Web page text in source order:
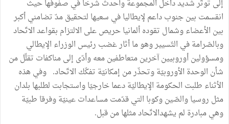
إلى توتّر شديد داخل المجموعة وأحدث شرخا في صفوفها حيث
انقسمت بين جنوب داعم لإيطاليا في سعيها لتحقيق مدّ تضامني أكبر
بين الأعضاء وشمال تقوده ألمانيا حريص على الالتزام بقواعد الاتّحاد
وبالصّرامة في التّسيير وهو ما أثار غضب رئيس الوزراء الإيطالي
ومسؤولين أوروبيين آخرين متعاطفين معه وأدّى إلى مناكفات تقلّل من
شأن الوحدة الأوروبيّة وتحذّر من إمكانيّة تفكّك الاتّحاد. وفي هذه
الأثناء طلبت الحكومة الإيطاليّة دعما خارجيّا واستجابت لطلبها بلدان
مثل روسيا والصّين وكوبا التي قدّمت مساعدات عينيّة وفرقا طبيّة
وهي مبادرة لم يشهدالاتّحاد مثلها من قبل.